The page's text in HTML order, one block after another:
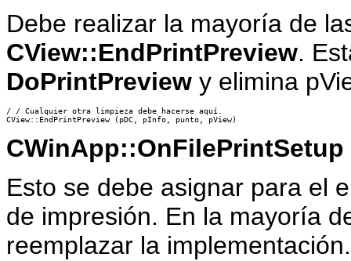
Debe realizar la mayoría de
CView::EndPrintPreview.
DoPrintPreview y elimina
/ / Cualquier otra limpieza debe hacerse aquí.
CWinApp::OnFilePrintSetup
Esto se debe asignar para el
de impresión. En la mayoría
reemplazar la implementación.